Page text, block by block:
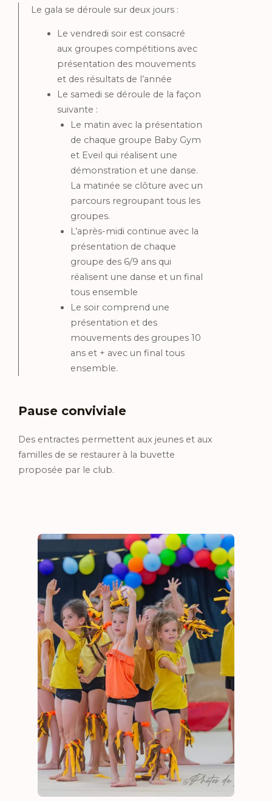
Le gala se déroule sur deux jours :
Le vendredi soir est consacré
aux groupes compétitions avec
présentation des mouvements
et des résultats de l’année
Le samedi se déroule de la façon
suivante :
Le matin avec la présentation
de chaque groupe Baby Gym
et Eveil qui réalisent une
démonstration et une danse.
La matinée se clôture avec un
parcours regroupant tous les
groupes.
L’après-midi continue avec la
présentation de chaque
groupe des 6/9 ans qui
réalisent une danse et un final
tous ensemble
Le soir comprend une
présentation et des
mouvements des groupes 10
ans et + avec un final tous
ensemble.
Pause conviviale
Des entractes permettent aux jeunes et aux
familles de se restaurer à la buvette
proposée par le club.